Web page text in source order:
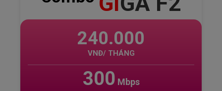
240.000
VNĐ/ THÁNG
300 Mbps